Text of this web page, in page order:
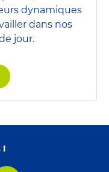
dynamiques
dans nos
jour.
!